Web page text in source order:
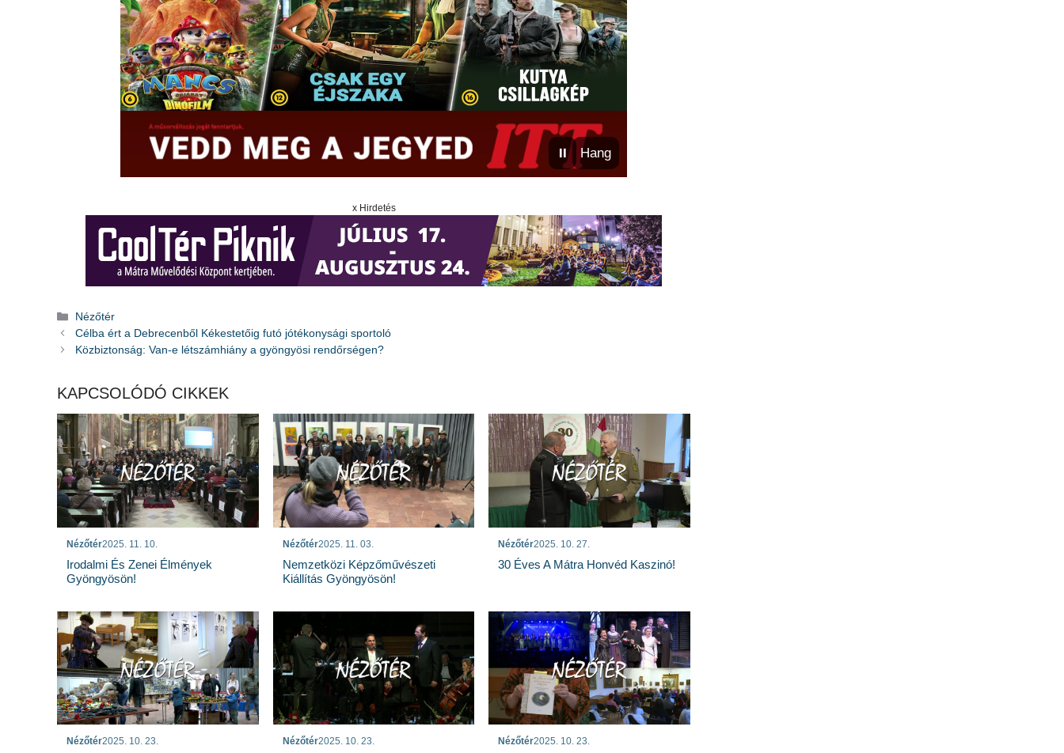
⏸ Hang
x Hirdetés
Kategória
Nézőtér
Célba ért a Debrecenből Kékestetőig futó jótékonysági sportoló
Közbiztonság: Van-e létszámhiány a gyöngyösi rendőrségen?
KAPCSOLÓDÓ CIKKEK
Nézőtér2025. 11. 10.
Irodalmi És Zenei Élmények
Gyöngyösön!
Nézőtér2025. 11. 03.
Nemzetközi Képzőművészeti
Kiállítás Gyöngyösön!
Nézőtér2025. 10. 27.
30 Éves A Mátra Honvéd Kaszinó!
Nézőtér2025. 10. 23. Nézőtér2025. 10. 23. Nézőtér2025. 10. 23.